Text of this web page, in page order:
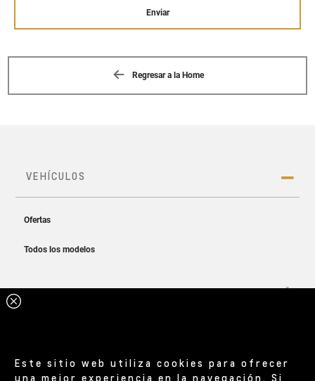
Enviar
Regresar a la Home
Este sitio web utiliza cookies para ofrecer
una mejor experiencia en la navegación. Si